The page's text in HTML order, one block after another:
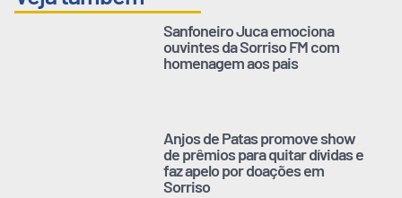
Sanfoneiro Juca emociona
ouvintes da Sorriso FM com
homenagem aos pais
Anjos de Patas promove show
de prêmios para quitar dívidas e
faz apelo por doações em
Sorriso